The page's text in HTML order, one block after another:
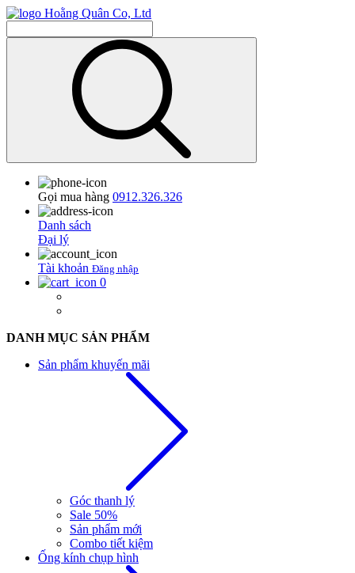
Gọi mua hàng 0912.326.326
Danh sách
Đại lý
Tài khoản Đăng nhập
0
DANH MỤC SẢN PHẨM
Sản phẩm khuyến mãi
Góc thanh lý
Sale 50%
Sản phẩm mới
Combo tiết kiệm
Ống kính chụp hình